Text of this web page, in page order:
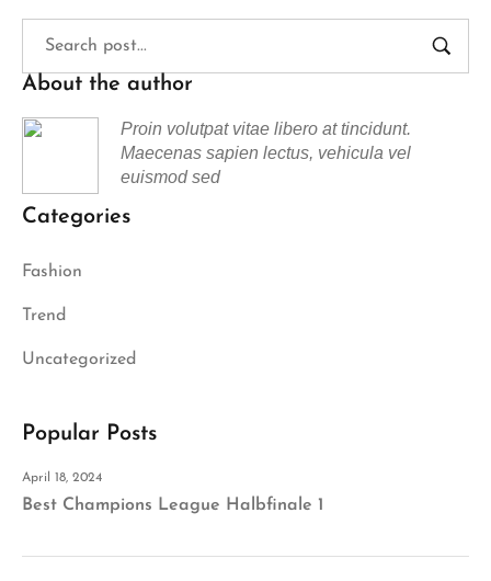
About the author
Proin volutpat vitae libero at tincidunt.
Maecenas sapien lectus, vehicula vel
euismod sed
Categories
Fashion
Trend
Uncategorized
Popular Posts
April 18, 2024
Best Champions League Halbfinale 1